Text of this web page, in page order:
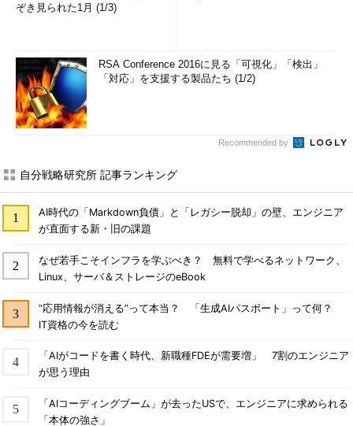
ぞき見られた1月 (1/3)
RSA Conference 2016に見る「可視化」「検出」
「対応」を支援する製品たち (1/2)
Recommended by
自分戦略研究所 記事ランキング
AI時代の「Markdown負債」と「レガシー脱却」の壁、エンジニア
が直面する新・旧の課題
なぜ若手こそインフラを学ぶべき？ 無料で学べるネットワーク、
Linux、サーバ＆ストレージのeBook
“応用情報が消える”って本当？ 「生成AIパスポート」って何？
IT資格の今を読む
「AIがコードを書く時代、新職種FDEが需要増」 7割のエンジニア
が思う理由
「AIコーディングブーム」が去ったUSで、エンジニアに求められる
「本体の強さ」